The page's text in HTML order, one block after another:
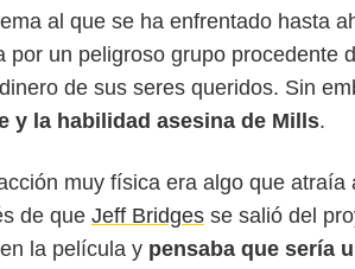
al que se ha enfrentado hasta
por un peligroso grupo procedente
de sus seres queridos. Sin
y la habilidad asesina de Mills.
muy física era algo que atraía
de que Jeff Bridges se salió del
la película y pensaba que sería